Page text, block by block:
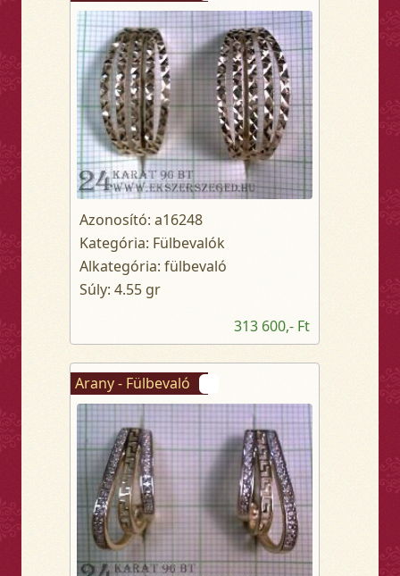
Azonosító: a16248
Kategória: Fülbevalók
Alkategória: fülbevaló
Súly: 4.55 gr
313 600,- Ft
Arany - Fülbevaló